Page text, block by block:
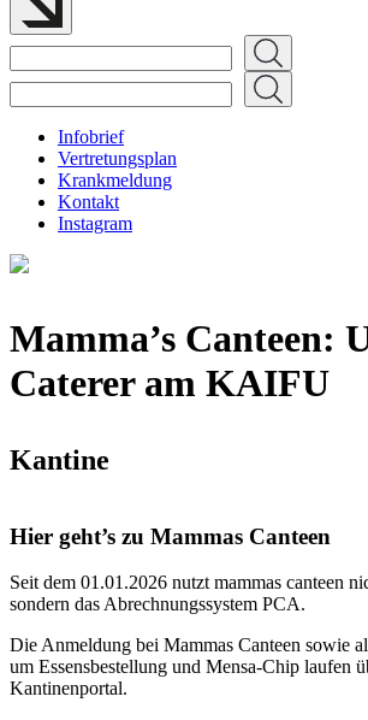
Suchen
Suchen
Infobrief
Vertretungsplan
Krankmeldung
Kontakt
Instagram
Mamma’s Canteen:
Caterer am KAIFU
Kantine
Hier geht’s zu Mammas Canteen
Seit dem 01.01.2026 nutzt mammas canteen
sondern das Abrechnungssystem PCA.
Die Anmeldung bei Mammas Canteen sowie
um Essensbestellung und Mensa-Chip laufen
Kantinenportal.